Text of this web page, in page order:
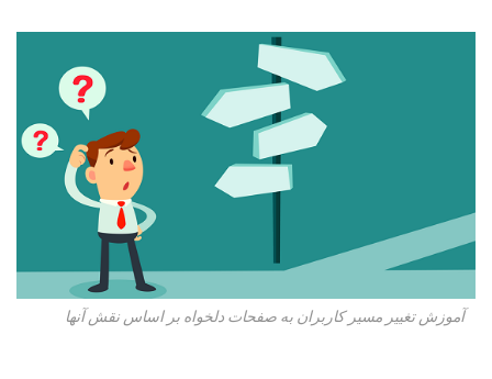
آموزش تغییر مسیر کاربران به صفحات دلخواه بر اساس نقش آنها